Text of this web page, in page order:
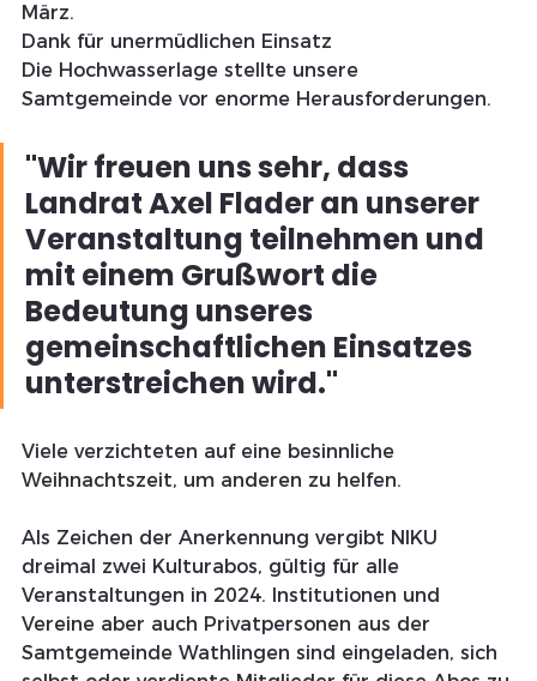
März.
Dank für unermüdlichen Einsatz
Die Hochwasserlage stellte unsere
Samtgemeinde vor enorme Herausforderungen.
"Wir freuen uns sehr, dass
Landrat Axel Flader an unserer
Veranstaltung teilnehmen und
mit einem Grußwort die
Bedeutung unseres
gemeinschaftlichen Einsatzes
unterstreichen wird."
Viele verzichteten auf eine besinnliche
Weihnachtszeit, um anderen zu helfen.
Als Zeichen der Anerkennung vergibt NIKU
dreimal zwei Kulturabos, gültig für alle
Veranstaltungen in 2024. Institutionen und
Vereine aber auch Privatpersonen aus der
Samtgemeinde Wathlingen sind eingeladen, sich